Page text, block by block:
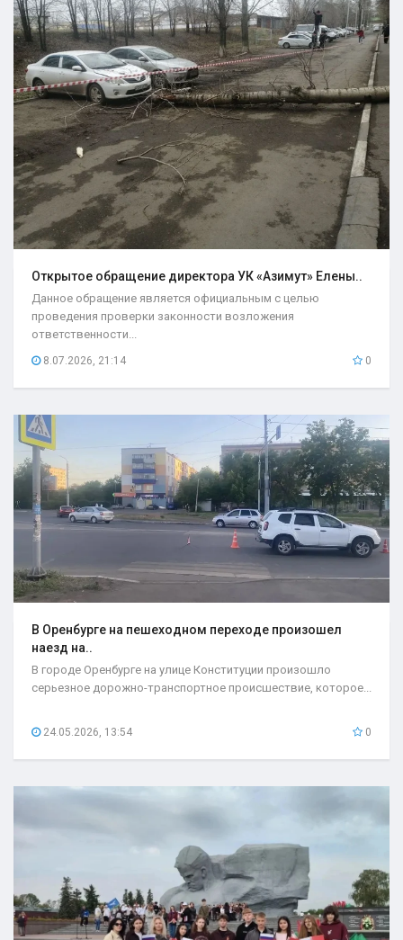
Открытое обращение директора УК «Азимут» Елены..
Данное обращение является официальным с целью
проведения проверки законности возложения
ответственности...
8.07.2026, 21:14 0
В Оренбурге на пешеходном переходе произошел
наезд на..
В городе Оренбурге на улице Конституции произошло
серьезное дорожно-транспортное происшествие, которое...
24.05.2026, 13:54 0